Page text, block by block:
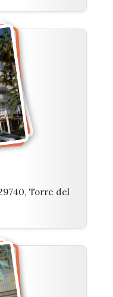
Torre del